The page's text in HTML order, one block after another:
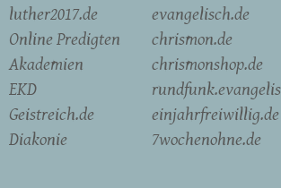
luther2017.de
Online Predigten
Akademien
EKD
Geistreich.de
Diakonie
evangelisch.de
chrismon.de
chrismonshop.de
einjahrfreiwillig.de
7wochenohne.de